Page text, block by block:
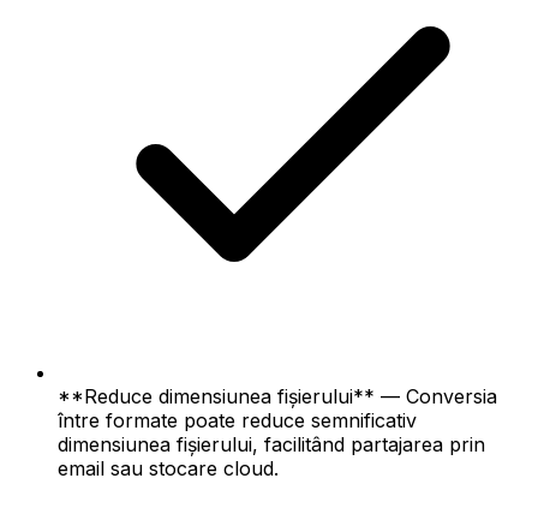
**Reduce dimensiunea fișierului** — Conversia
între formate poate reduce semnificativ
dimensiunea fișierului, facilitând partajarea prin
email sau stocare cloud.